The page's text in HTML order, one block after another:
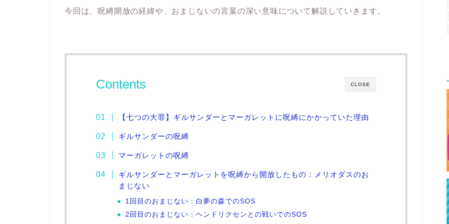
今回は、呪縛開放の経緯や、おまじないの言葉の深い意味について解説していきます。
CLOSE
Contents
【七つの大罪】ギルサンダーとマーガレットに呪縛にかかっていた理由
ギルサンダーの呪縛
マーガレットの呪縛
ギルサンダーとマーガレットを呪縛から開放したもの：メリオダスのお
まじない
1回目のおまじない：白夢の森でのSOS
2回目のおまじない：ヘンドリクセンとの戦いでのSOS